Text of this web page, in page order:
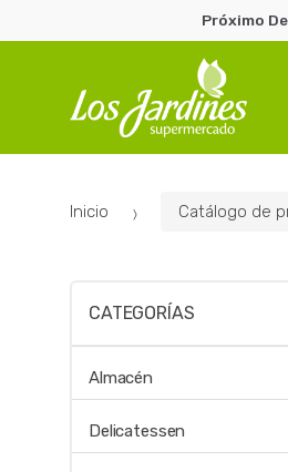
Próximo
Inicio Catálogo de
CATEGORÍAS
Almacén
Delicatessen